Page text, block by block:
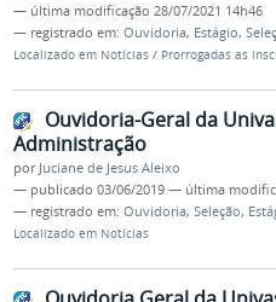
— última modificação 28/07/2021 14h46
— registrado em: Ouvidoria, Estágio,
Localizado em Notícias / Prorrogadas as
Ouvidoria-Geral da
Administração
por Juciane de Jesus Aleixo
— publicado 03/06/2019 — última
— registrado em: Ouvidoria, Seleção,
Localizado em Notícias